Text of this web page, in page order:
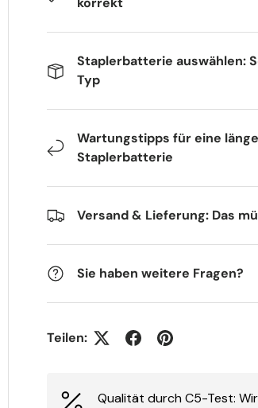
Staplerbatterie auswählen:
Typ
Wartungstipps für eine
Staplerbatterie
Versand & Lieferung: Das
Sie haben weitere Fragen?
Teilen:
Qualität durch C5-Test: